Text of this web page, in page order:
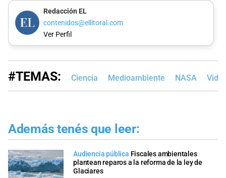
Redacción EL
contenidos@ellitoral.com
Ver Perfil
#TEMAS: Ciencia Medioambiente NASA
Además tenés que leer:
Audiencia pública Fiscales ambientales
plantean reparos a la reforma de la ley de
Glaciares